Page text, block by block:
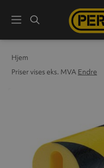
MenySøk
Hjem
Priser vises eks. MVA Endre